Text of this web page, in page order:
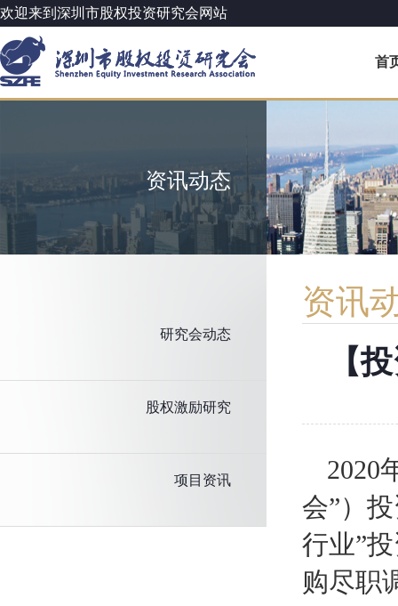
欢迎来到深圳市股权投资研究会网站
首
资讯动态
研究会动态
股权激励研究
项目资讯
资讯
【
2020
会”）
行业”
购尽职